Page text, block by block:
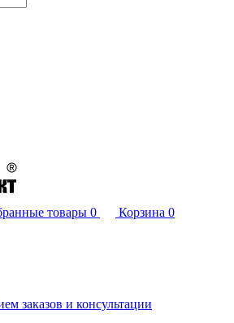
товары 0 Корзина 0
заказов и консультации